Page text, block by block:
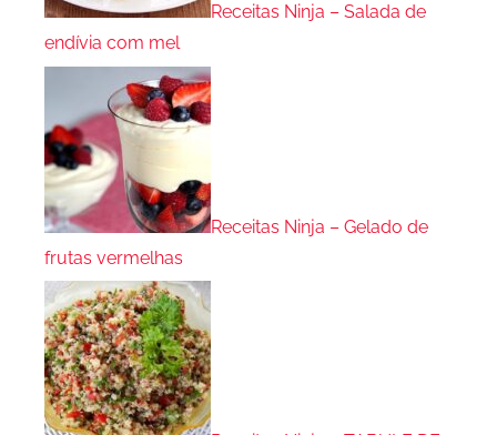
Receitas Ninja – Salada de
endívia com mel
Receitas Ninja – Gelado de
frutas vermelhas